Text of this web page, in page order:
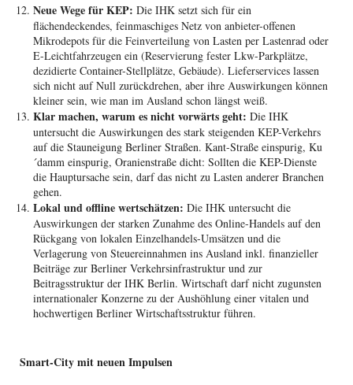
Neue Wege für KEP:Die IHK setzt sich für ein
flächendeckendes, feinmaschiges Netz von anbieter-offenen
Mikrodepots für die Feinverteilung von Lasten per Lastenrad oder
E-Leichtfahrzeugen ein (Reservierung fester Lkw-Parkplätze,
dezidierte Container-Stellplätze, Gebäude). Lieferservices lassen
sich nicht auf Null zurückdrehen, aber ihre Auswirkungen können
kleiner sein, wie man im Ausland schon längst weiß.
Klar machen, warum es nicht vorwärts geht:Die IHK
untersucht die Auswirkungen des stark steigenden KEP-Verkehrs
auf die Stauneigung Berliner Straßen. Kant-Straße einspurig, Ku
´damm einspurig, Oranienstraße dicht: Sollten die KEP-Dienste
die Hauptursache sein, darf das nicht zu Lasten anderer Branchen
gehen.
Lokal und offline wertschätzen:Die IHK untersucht die
Auswirkungen der starken Zunahme des Online-Handels auf den
Rückgang von lokalen Einzelhandels-Umsätzen und die
Verlagerung von Steuereinnahmen ins Ausland inkl. finanzieller
Beiträge zur Berliner Verkehrsinfrastruktur und zur
Beitragsstruktur der IHK Berlin. Wirtschaft darf nicht zugunsten
internationaler Konzerne zu der Aushöhlung einer vitalen und
hochwertigen Berliner Wirtschaftsstruktur führen.
Smart-City mit neuen Impulsen